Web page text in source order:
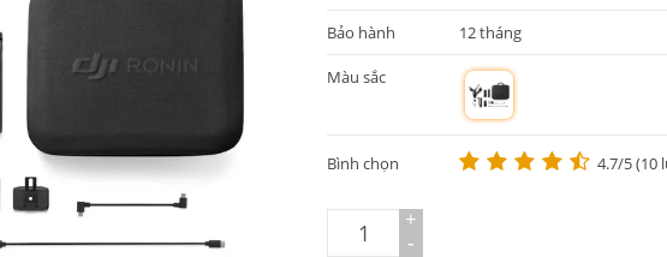
Bảo hành 12 tháng
Màu sắc
m
Bình chọn 4.7/5 (10
+
-